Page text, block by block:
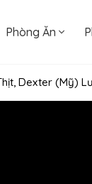
Phòng Ăn
Dexter (Mỹ)